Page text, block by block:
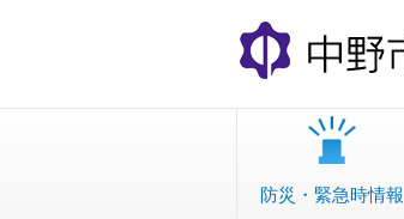
文
へ
動
防災・緊急時情報